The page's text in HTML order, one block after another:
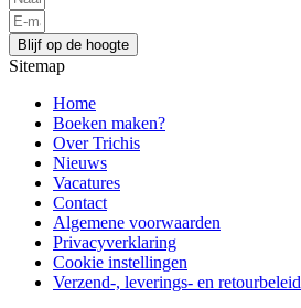
Blijf op de hoogte
Sitemap
Home
Boeken maken?
Over Trichis
Nieuws
Vacatures
Contact
Algemene voorwaarden
Privacyverklaring
Cookie instellingen
Verzend-, leverings- en retourbeleid